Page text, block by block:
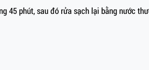
45 phút, sau đó rửa sạch lại bằng nước